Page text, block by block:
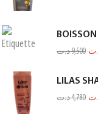
9,500د.ت
4,780د.ت